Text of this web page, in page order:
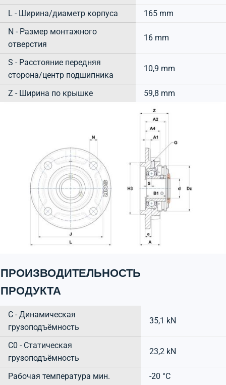
L - Ширина/диаметр корпуса
165 mm
N - Размер монтажного
отверстия
16 mm
S - Расстояние передняя
сторона/центр подшипника
10,9 mm
Z - Ширина по крышке 59,8 mm
ПРОИЗВОДИТЕЛЬНОСТЬ
ПРОДУКТА
C - Динамическая
грузоподъёмность
35,1 kN
C0 - Статическая
грузоподъёмность
23,2 kN
Рабочая температура мин.
-20 °C